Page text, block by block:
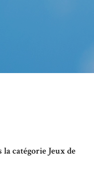
catégorie Jeux de